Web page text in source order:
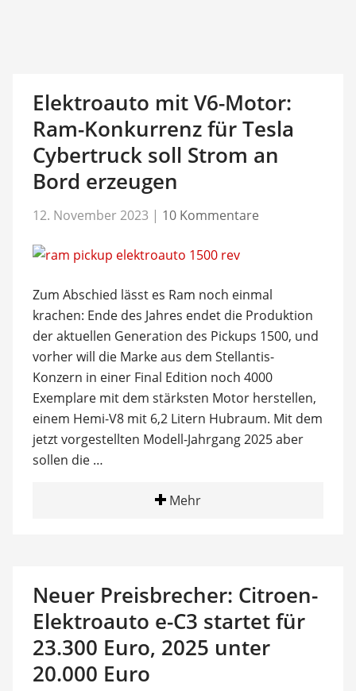
Elektroauto mit V6-Motor:
Ram-Konkurrenz für Tesla
Cybertruck soll Strom an
Bord erzeugen
12. November 2023 | 10 Kommentare
Zum Abschied lässt es Ram noch einmal
krachen: Ende des Jahres endet die Produktion
der aktuellen Generation des Pickups 1500, und
vorher will die Marke aus dem Stellantis-
Konzern in einer Final Edition noch 4000
Exemplare mit dem stärksten Motor herstellen,
einem Hemi-V8 mit 6,2 Litern Hubraum. Mit dem
jetzt vorgestellten Modell-Jahrgang 2025 aber
sollen die …
Mehr
Neuer Preisbrecher: Citroen-
Elektroauto e-C3 startet für
23.300 Euro, 2025 unter
20.000 Euro